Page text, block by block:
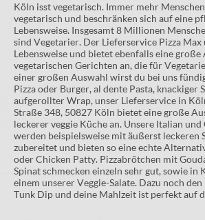
Köln isst vegetarisch. Immer mehr
vegetarisch und beschränken sich auf eine
Lebensweise. Insgesamt 8 Millionen
sind Vegetarier. Der Lieferservice Pizza
Lebensweise und bietet ebenfalls eine große
vegetarischen Gerichten an, die für
einer großen Auswahl wirst du bei uns
Pizza oder Burger, al dente Pasta, knackiger
aufgerollter Wrap, unser Lieferservice in
Straße 348, 50827 Köln bietet eine große
leckerer veggie Küche an. Unsere Italian und
werden beispielsweise mit äußerst leckeren
zubereitet und bieten so eine echte
oder Chicken Patty. Pizzabrötchen mit
Spinat schmecken einzeln sehr gut, sowie
einem unserer Veggie-Salate. Dazu noch den
Tunk Dip und deine Mahlzeit ist perfekt auf